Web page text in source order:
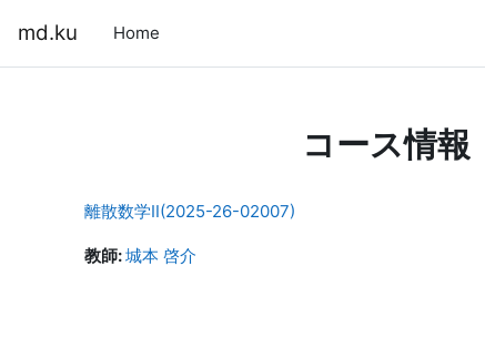
md.ku Home
コース情報
離散数学Ⅱ(2025-26-02007)
教師:城本 啓介